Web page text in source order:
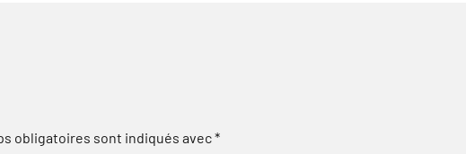
obligatoires sont indiqués avec*